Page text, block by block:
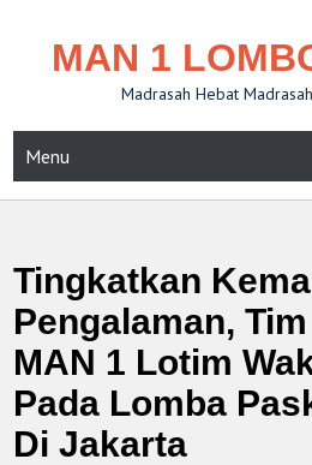
MAN 1
Madrasah Hebat
Menu
Tingkatkan
Pengalaman,
MAN 1 Lotim
Pada Lomba
Di Jakarta